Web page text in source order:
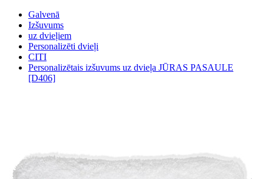
Galvenā
Izšuvums
uz dvieļiem
Personalizēti dvieļi
CITI
Personalizētais izšuvums uz dvieļa JŪRAS PASAULE
[D406]